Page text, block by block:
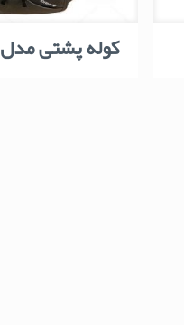
کوله پشتی مدل 315